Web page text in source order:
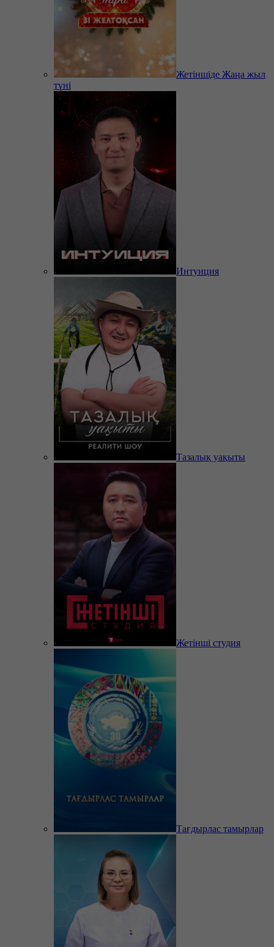
Жетіншіде Жаңа жыл
түні
Интуиция
Тазалық уақыты
Жетінші студия
Тағдырлас тамырлар